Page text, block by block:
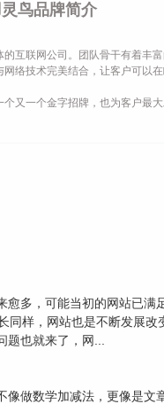
鸟品牌简介
互联网公司。团队骨干有着丰
络技术完美结合，让客户可以
又一个金字招牌，也为客户最大
多，可能当初的网站已满
样，网站也是不断发展
也就来了，网...
做数学加减法，更像是